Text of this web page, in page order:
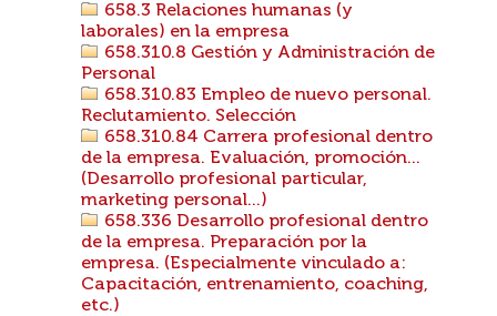
658.3 Relaciones humanas (y
laborales) en la empresa
658.310.8 Gestión y Administración de
Personal
658.310.83 Empleo de nuevo personal.
Reclutamiento. Selección
658.310.84 Carrera profesional dentro
de la empresa. Evaluación, promoción...
(Desarrollo profesional particular,
marketing personal...)
658.336 Desarrollo profesional dentro
de la empresa. Preparación por la
empresa. (Especialmente vinculado a:
Capacitación, entrenamiento, coaching,
etc.)